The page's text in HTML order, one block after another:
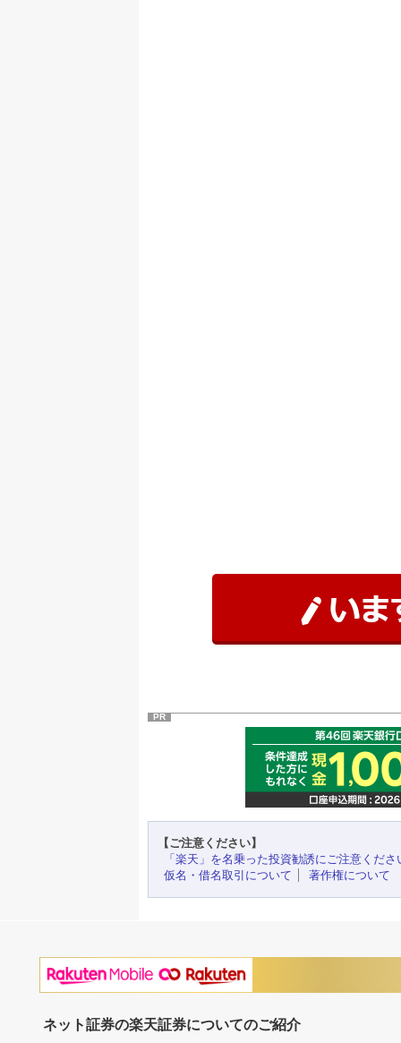
PR
【ご注意ください】
「楽天」を名乗った投資勧誘にご注意くださ
仮名・借名取引について
著作権について
ネット証券の楽天証券についてのご紹介